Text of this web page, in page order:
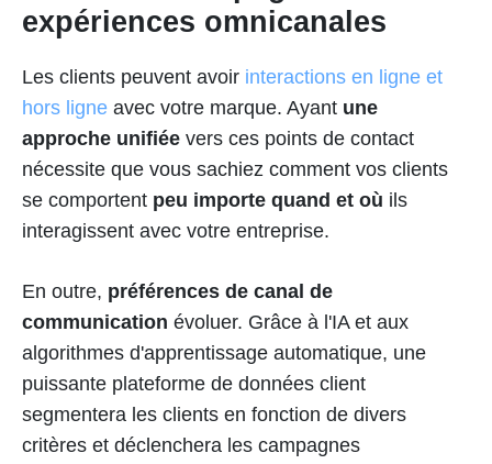
expériences omnicanales
Les clients peuvent avoir interactions en ligne et
hors ligne avec votre marque. Ayant une
approche unifiée vers ces points de contact
nécessite que vous sachiez comment vos clients
se comportent peu importe quand et où ils
interagissent avec votre entreprise.
En outre, préférences de canal de
communication évoluer. Grâce à l'IA et aux
algorithmes d'apprentissage automatique, une
puissante plateforme de données client
segmentera les clients en fonction de divers
critères et déclenchera les campagnes